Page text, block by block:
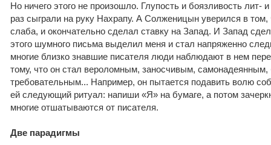
Но ничего этого не произошло. Глупость и боязливость лит-
раз сыграли на руку Нахрапу. А Солженицын уверился в
слаба, и окончательно сделал ставку на Запад. И Запад
этого шумного письма выделил меня и стал напряженно
многие близко знавшие писателя люди наблюдают в нем
тому, что он стал вероломным, заносчивым,
требовательным... Например, он пытается подавить волю
ей следующий ритуал: напиши «Я» на бумаге, а потом
многие отшатываются от писателя.
Две парадигмы